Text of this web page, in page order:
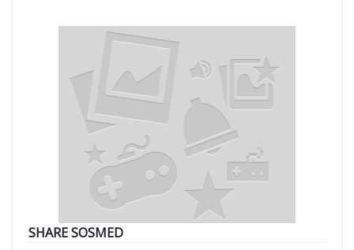
SHARE SOSMED